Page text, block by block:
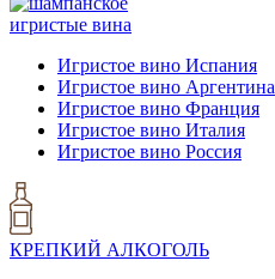
игристые вина
Игристое вино Испания
Игристое вино Аргентина
Игристое вино Франция
Игристое вино Италия
Игристое вино Россия
КРЕПКИЙ АЛКОГОЛЬ